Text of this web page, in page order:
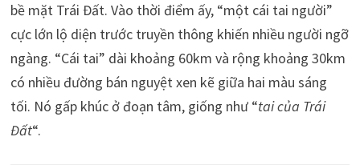
bề mặt Trái Đất. Vào thời điểm ấy, “một cái tai người”
cực lớn lộ diện trước truyền thông khiến nhiều người ngỡ
ngàng. “Cái tai” dài khoảng 60km và rộng khoảng 30km
có nhiều đường bán nguyệt xen kẽ giữa hai màu sáng
tối. Nó gấp khúc ở đoạn tâm, giống như “tai của Trái
Đất“.